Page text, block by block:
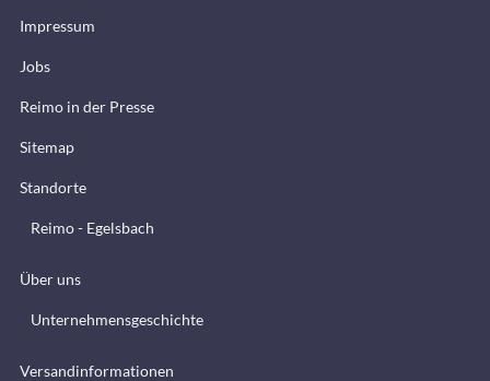
Impressum
Jobs
Reimo in der Presse
Sitemap
Standorte
Reimo - Egelsbach
Über uns
Unternehmensgeschichte
Versandinformationen